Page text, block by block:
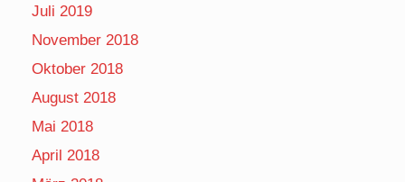
Juli 2019
November 2018
Oktober 2018
August 2018
Mai 2018
April 2018